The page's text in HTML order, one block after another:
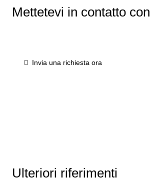
Mettetevi in contatto
Invia una richiesta ora
Ulteriori riferimenti